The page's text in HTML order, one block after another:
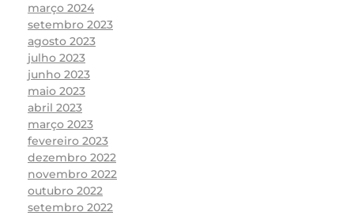
março 2024
setembro 2023
agosto 2023
julho 2023
junho 2023
maio 2023
abril 2023
março 2023
fevereiro 2023
dezembro 2022
novembro 2022
outubro 2022
setembro 2022